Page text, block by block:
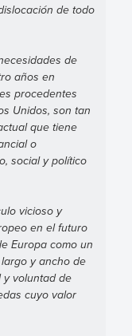
de todo
de
años en
procedentes
Unidos, son tan
que tiene
o
social y político
vicioso y
en el futuro
Europa como un
y ancho de
voluntad de
cuyo valor